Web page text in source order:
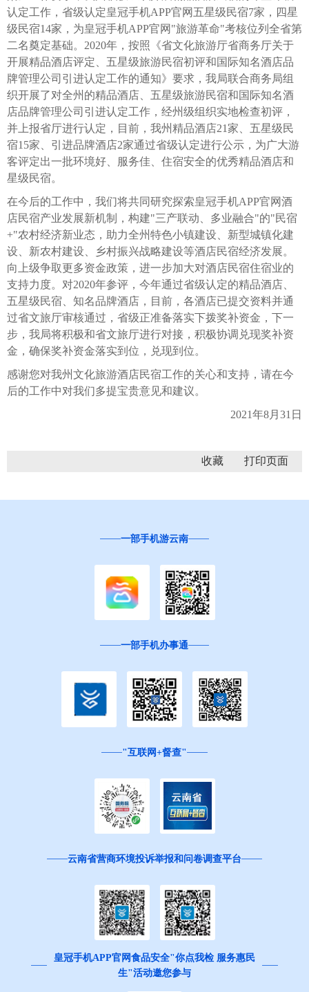
认定工作，省级认定皇冠手机APP官网五星级民宿7家，四星
级民宿14家，为皇冠手机APP官网"旅游革命"考核位列全省第
二名奠定基础。2020年，按照《省文化旅游厅省商务厅关于
开展精品酒店评定、五星级旅游民宿初评和国际知名酒店品
牌管理公司引进认定工作的通知》要求，我局联合商务局组
织开展了对全州的精品酒店、五星级旅游民宿和国际知名酒
店品牌管理公司引进认定工作，经州级组织实地检查初评，
并上报省厅进行认定，目前，我州精品酒店21家、五星级民
宿15家、引进品牌酒店2家通过省级认定进行公示，为广大游
客评定出一批环境好、服务佳、住宿安全的优秀精品酒店和
星级民宿。
在今后的工作中，我们将共同研究探索皇冠手机APP官网酒
店民宿产业发展新机制，构建"三产联动、多业融合"的"民宿
+"农村经济新业态，助力全州特色小镇建设、新型城镇化建
设、新农村建设、乡村振兴战略建设等酒店民宿经济发展。
向上级争取更多资金政策，进一步加大对酒店民宿住宿业的
支持力度。对2020年参评，今年通过省级认定的精品酒店、
五星级民宿、知名品牌酒店，目前，各酒店已提交资料并通
过省文旅厅审核通过，省级正准备落实下拨奖补资金，下一
步，我局将积极和省文旅厅进行对接，积极协调兑现奖补资
金，确保奖补资金落实到位，兑现到位。
感谢您对我州文化旅游酒店民宿工作的关心和支持，请在今
后的工作中对我们多提宝贵意见和建议。
2021年8月31日
收藏
一部手机游云南
一部手机办事通
"互联网+督查"
云南省营商环境投诉举报和问卷调查平台
皇冠手机APP官网食品安全"你点我检 服务惠民
生"活动邀您参与